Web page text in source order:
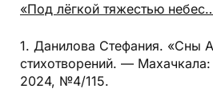
«Под лёгкой тяжестью
1. Данилова Стефания. «Сны
стихотворений. — Махачкала:
2024, №4/115.